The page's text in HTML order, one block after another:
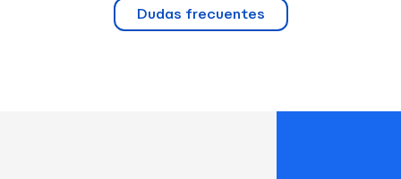
Dudas frecuentes